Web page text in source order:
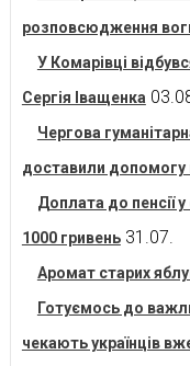
розповсюдження
У Комарівці
Сергія Іващенка
Чергова
доставили допомогу
Доплата до пенсії
1000 гривень 31.07.
Аромат старих
Готуємось до
чекають українців